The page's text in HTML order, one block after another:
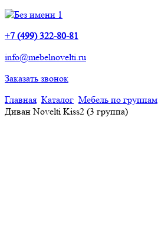
+7 (499) 322-80-81
info@mebelnovelti.ru
Заказать звонок
Главная Каталог Мебель по группам
Диван Novelti Kiss2 (3 группа)